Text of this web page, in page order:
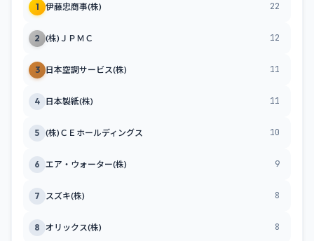
1 伊藤忠商事(株) 22
2 (株)ＪＰＭＣ 12
3 日本空調サービス(株) 11
4 日本製紙(株) 11
5 (株)ＣＥホールディングス 10
6 エア・ウォーター(株) 9
7 スズキ(株) 8
8 オリックス(株) 8